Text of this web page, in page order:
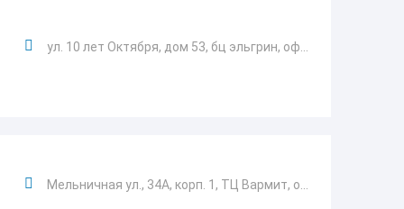
ул. 10 лет Октября, дом 53, бц эльгрин, оф...
Мельничная ул., 34А, корп. 1, ТЦ Вармит, о...